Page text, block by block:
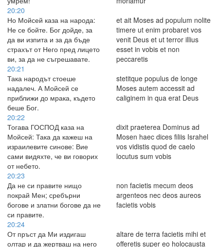
20:20
Но Мойсей каза на народа:
Не се бойте. Бог дойде, за
да ви изпита и за да бъде
страхът от Него пред лицето
ви, за да не съгрешавате.
et ait Moses ad populum nolite
timere ut enim probaret vos
venit Deus et ut terror illius
esset in vobis et non
peccaretis
20:21
Така народът стоеше
надалеч. А Мойсей се
приближи до мрака, където
беше Бог.
stetitque populus de longe
Moses autem accessit ad
caliginem in qua erat Deus
20:22
Тогава ГОСПОД каза на
Мойсей: Така да кажеш на
израилевите синове: Вие
сами видяхте, че ви говорих
от небето.
dixit praeterea Dominus ad
Mosen haec dices filiis Israhel
vos vidistis quod de caelo
locutus sum vobis
20:23
Да не си правите нищо
покрай Мен; сребърни
богове и златни богове да не
си правите.
non facietis mecum deos
argenteos nec deos aureos
facietis vobis
20:24
От пръст да Ми издигаш
олтар и да жертваш на него
altare de terra facietis mihi et
offeretis super eo holocausta